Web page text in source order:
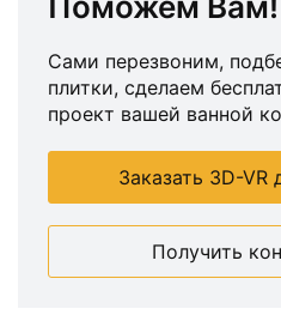
Сами перезвоним,
плитки, сделаем
проект вашей ванной
Заказать 3D-VR
Получить